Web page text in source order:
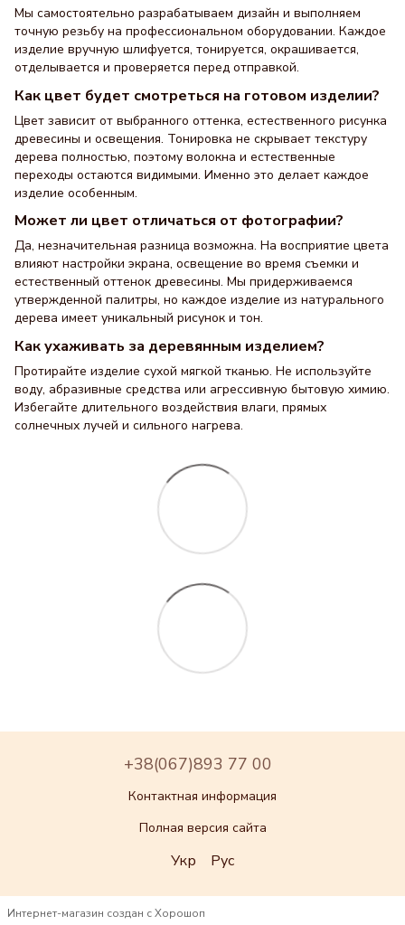
Мы самостоятельно разрабатываем дизайн и выполняем
точную резьбу на профессиональном оборудовании. Каждое
изделие вручную шлифуется, тонируется, окрашивается,
отделывается и проверяется перед отправкой.
Как цвет будет смотреться на готовом изделии?
Цвет зависит от выбранного оттенка, естественного рисунка
древесины и освещения. Тонировка не скрывает текстуру
дерева полностью, поэтому волокна и естественные
переходы остаются видимыми. Именно это делает каждое
изделие особенным.
Может ли цвет отличаться от фотографии?
Да, незначительная разница возможна. На восприятие цвета
влияют настройки экрана, освещение во время съемки и
естественный оттенок древесины. Мы придерживаемся
утвержденной палитры, но каждое изделие из натурального
дерева имеет уникальный рисунок и тон.
Как ухаживать за деревянным изделием?
Протирайте изделие сухой мягкой тканью. Не используйте
воду, абразивные средства или агрессивную бытовую химию.
Избегайте длительного воздействия влаги, прямых
солнечных лучей и сильного нагрева.
+38(067)893 77 00
Контактная информация
Полная версия сайта
Укр Рус
Интернет-магазин создан с Хорошоп